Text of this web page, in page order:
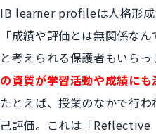
IB learner profileは人格形成
「成績や評価とは無関係なん
と考えられる保護者もいらっ
の資質が学習活動や成績にも
たとえば、授業のなかで行
己評価。これは「Reflective